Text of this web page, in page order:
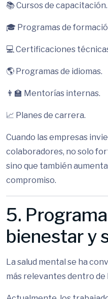
📚 Cursos de capacitación.
🎓 Programas de
💻 Certificaciones
🌎 Programas de idiomas.
👨‍🏫 Mentorías internas.
📈 Planes de carrera.
Cuando las empresas
colaboradores, no solo
sino que también
compromiso.
5.
bienestar y
La salud mental se ha
más relevantes dentro de